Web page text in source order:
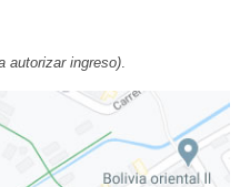
autorizar ingreso).